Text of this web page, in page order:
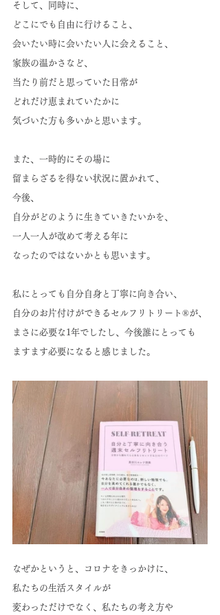
そして、同時に、
どこにでも自由に行けること、
会いたい時に会いたい人に会えること、
家族の温かさなど、
当たり前だと思っていた日常が
どれだけ恵まれていたかに
気づいた方も多いかと思います。
また、一時的にその場に
留まらざるを得ない状況に置かれて、
今後、
自分がどのように生きていきたいかを、
一人一人が改めて考える年に
なったのではないかとも思います。
私にとっても自分自身と丁寧に向き合い、
自分のお片付けができるセルフリトリート®が、
まさに必要な1年でしたし、今後誰にとっても
ますます必要になると感じました。
なぜかというと、コロナをきっかけに、
私たちの生活スタイルが
変わっただけでなく、私たちの考え方や